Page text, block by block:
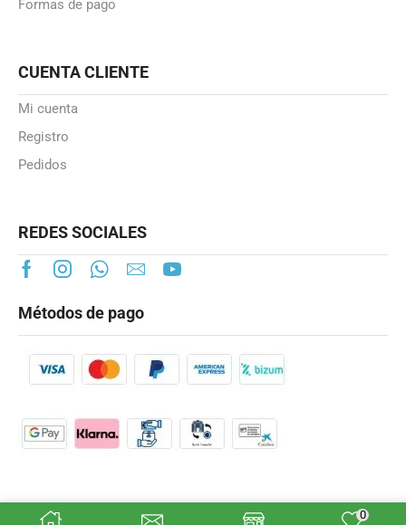
0
Formas de pago
CUENTA CLIENTE
Mi cuenta
Registro
Pedidos
REDES SOCIALES
Métodos de pago